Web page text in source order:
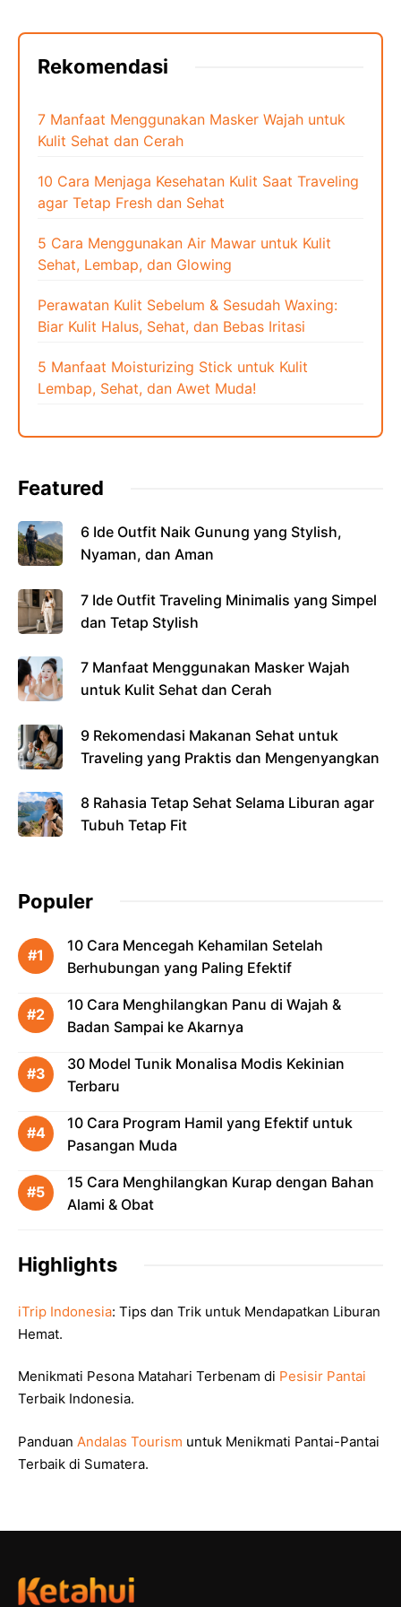
Rekomendasi
7 Manfaat Menggunakan Masker Wajah untuk
Kulit Sehat dan Cerah
10 Cara Menjaga Kesehatan Kulit Saat Traveling
agar Tetap Fresh dan Sehat
5 Cara Menggunakan Air Mawar untuk Kulit
Sehat, Lembap, dan Glowing
Perawatan Kulit Sebelum & Sesudah Waxing:
Biar Kulit Halus, Sehat, dan Bebas Iritasi
5 Manfaat Moisturizing Stick untuk Kulit
Lembap, Sehat, dan Awet Muda!
Featured
6 Ide Outfit Naik Gunung yang Stylish,
Nyaman, dan Aman
7 Ide Outfit Traveling Minimalis yang Simpel
dan Tetap Stylish
7 Manfaat Menggunakan Masker Wajah
untuk Kulit Sehat dan Cerah
9 Rekomendasi Makanan Sehat untuk
Traveling yang Praktis dan Mengenyangkan
8 Rahasia Tetap Sehat Selama Liburan agar
Tubuh Tetap Fit
Populer
10 Cara Mencegah Kehamilan Setelah
Berhubungan yang Paling Efektif
10 Cara Menghilangkan Panu di Wajah &
Badan Sampai ke Akarnya
30 Model Tunik Monalisa Modis Kekinian
Terbaru
10 Cara Program Hamil yang Efektif untuk
Pasangan Muda
15 Cara Menghilangkan Kurap dengan Bahan
Alami & Obat
Highlights
iTrip Indonesia: Tips dan Trik untuk Mendapatkan Liburan
Hemat.
Menikmati Pesona Matahari Terbenam di Pesisir Pantai
Terbaik Indonesia.
Panduan Andalas Tourism untuk Menikmati Pantai-Pantai
Terbaik di Sumatera.